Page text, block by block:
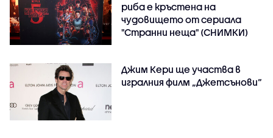
риба е кръстена на
чудовището от сериала
"Странни неща" (СНИМКИ)
Джим Кери ще участва в
игралния филм „Джетсънови“